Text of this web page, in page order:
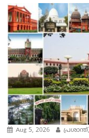
Aug 5, 2026